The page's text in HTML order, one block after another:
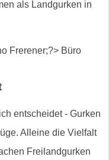
als Landgurken in
entscheidet - Gurken
Alleine die Vielfalt
Freilandgurken